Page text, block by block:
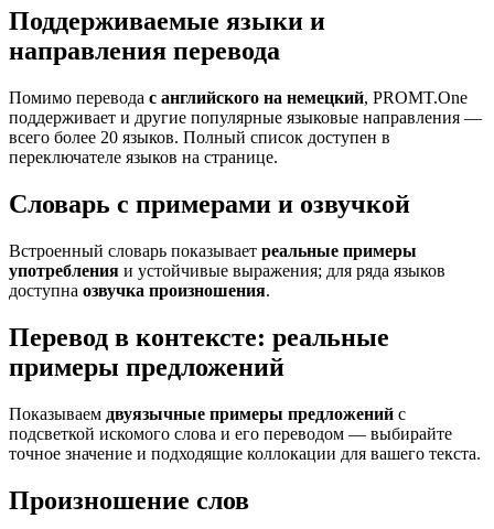
Поддерживаемые языки и
направления перевода
Помимо перевода с английского на немецкий, PROMT.One
поддерживает и другие популярные языковые направления —
всего более 20 языков. Полный список доступен в
переключателе языков на странице.
Словарь с примерами и озвучкой
Встроенный словарь показывает реальные примеры
употребления и устойчивые выражения; для ряда языков
доступна озвучка произношения.
Перевод в контексте: реальные
примеры предложений
Показываем двуязычные примеры предложений с
подсветкой искомого слова и его переводом — выбирайте
точное значение и подходящие коллокации для вашего текста.
Произношение слов